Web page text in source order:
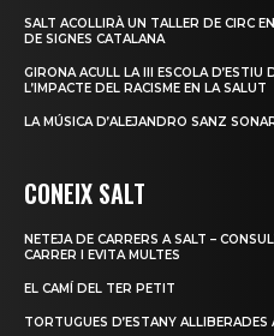
SALT ACOLLIRÀ UN TALLER DE CIRC
DE SIGNES CATALANA
GIRONA ACULL LA III ESCOLA D’ESTIU
L’IMPACTE DEL RACISME EN LA SALUT
LA MÚSICA D’ALEJANDRO SANZ
CONEIX SALT
NETEJA DE CARRERS A SALT –
CARRER I EVITA MULTES
EL CAMÍ DEL TER PETIT
TORTUGUES D’ESTANY